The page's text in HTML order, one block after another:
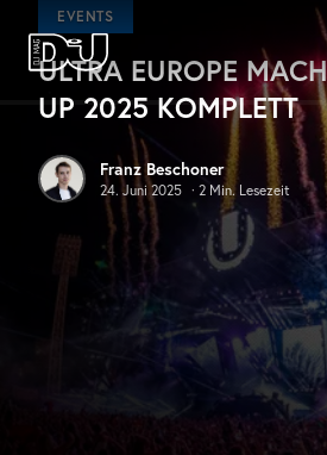
Zum Hauptinhalt springen
DJ Mag Germany
EVENTS
ULTRA EUROPE
UP 2025 KOMPLETT
Franz Beschoner
24. Juni 2025 · 2 Min. Lesezeit